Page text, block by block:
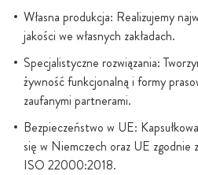
Własna produkcja: Realizujemy
jakości we własnych zakładach.
Specjalistyczne rozwiązania:
żywność funkcjonalną i formy
zaufanymi partnerami.
Bezpieczeństwo w UE:
się w Niemczech oraz UE
ISO 22000:2018.